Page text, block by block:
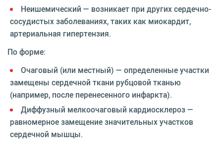
Неишемический — возникает при других сердечно-
сосудистых заболеваниях, таких как миокардит,
артериальная гипертензия.
По форме:
Очаговый (или местный) — определенные участки
замещены сердечной ткани рубцовой тканью
(например, после перенесенного инфаркта).
Диффузный мелкоочаговый кардиосклероз —
равномерное замещение значительных участков
сердечной мышцы.